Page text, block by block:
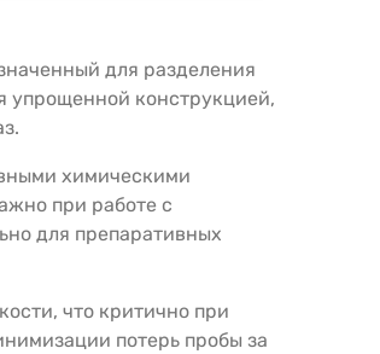
для разделения
упрощенной конструкцией,
химическими
при работе с
для препаративных
что критично при
потерь пробы за